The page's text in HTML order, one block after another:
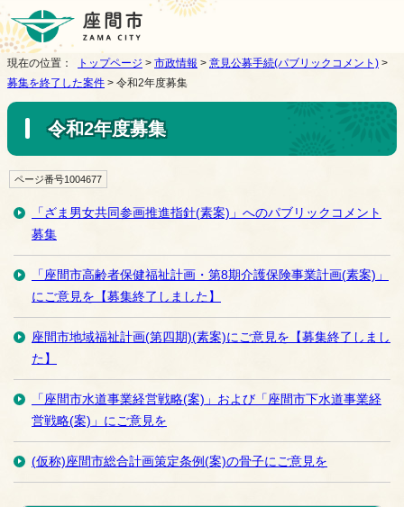
現在の位置： トップページ > 市政情報 > 意見公募手続(パブリックコメント) >
募集を終了した案件 > 令和2年度募集
令和2年度募集
ページ番号1004677
「ざま男女共同参画推進指針(素案)」へのパブリックコメント
募集
「座間市高齢者保健福祉計画・第8期介護保険事業計画(素案)」
にご意見を【募集終了しました】
座間市地域福祉計画(第四期)(素案)にご意見を【募集終了しまし
た】
「座間市水道事業経営戦略(案)」および「座間市下水道事業経
営戦略(案)」にご意見を
(仮称)座間市総合計画策定条例(案)の骨子にご意見を